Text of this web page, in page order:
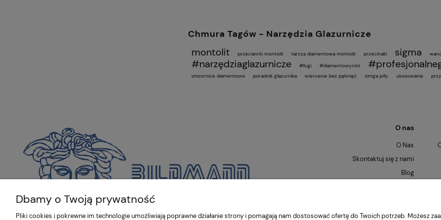
Chmura Tagów - Narzędzia Glazurnicze
montolit przecianrki montolit tarcza diamentowa montolit przecinaki sigma
#narzędziaglazurnicze #fugi #diamentowynóż
otwornice diamentowe
poradnik glazurnika wiercenie bez pęknięć simga jolly ukosowanie
O nas
O Nas
Skontaktuj się z nami
Blog
Dbamy o Twoją prywatność
Pliki cookies i pokrewne im technologie umożliwiają poprawne działanie strony i pomagają nam dostosować ofertę do Twoich potrzeb. Możesz